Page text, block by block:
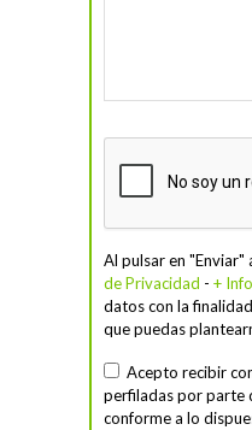
Al pulsar en "Enviar"
de Privacidad - +
datos con la
que puedas
Acepto recibir
perfiladas por parte
conforme a lo